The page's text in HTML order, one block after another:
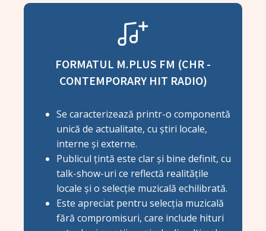
FORMATUL M.PLUS FM (CHR -
CONTEMPORARY HIT RADIO)
Se caracterizează printr-o componentă
unică de actualitate, cu știri locale,
interne și externe.
Publicul țintă este clar și bine definit, cu
talk-show-uri ce reflectă realitățile
locale și o selecție muzicală echilibrată.
Este apreciat pentru selecția muzicală
fără compromisuri, care include hituri